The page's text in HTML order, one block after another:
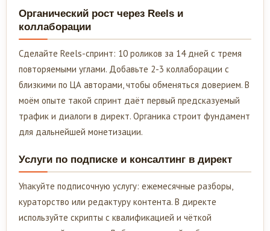
Органический рост через Reels и
коллаборации
Сделайте Reels-спринт: 10 роликов за 14 дней с тремя
повторяемыми углами. Добавьте 2-3 коллаборации с
близкими по ЦА авторами, чтобы обменяться доверием. В
моём опыте такой спринт даёт первый предсказуемый
трафик и диалоги в директ. Органика строит фундамент
для дальнейшей монетизации.
Услуги по подписке и консалтинг в директ
Упакуйте подписочную услугу: ежемесячные разборы,
кураторство или редактуру контента. В директе
используйте скрипты с квалификацией и чёткой